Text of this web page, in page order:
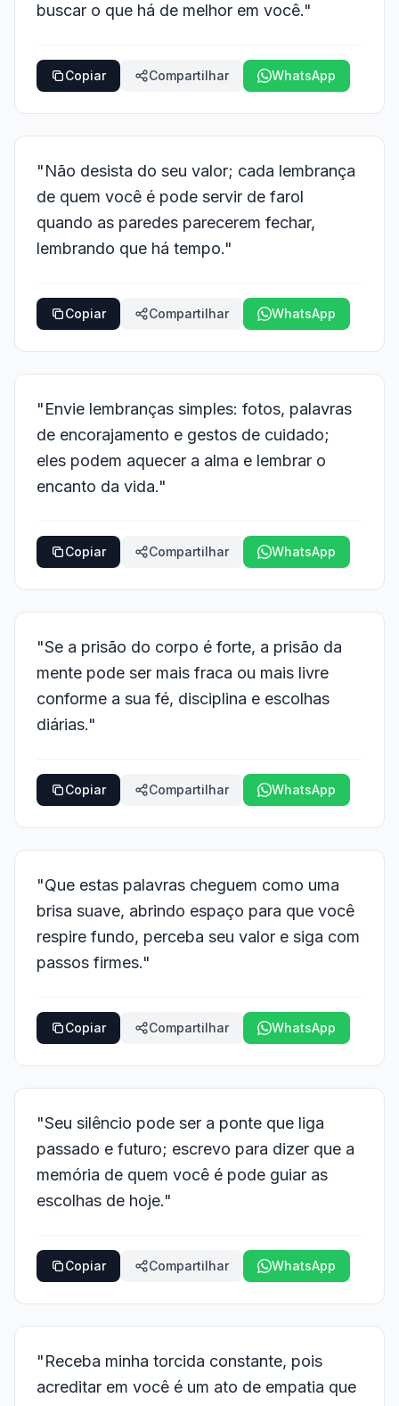
buscar o que há de melhor em você."
Copiar Compartilhar WhatsApp
"Não desista do seu valor; cada lembrança
de quem você é pode servir de farol
quando as paredes parecerem fechar,
lembrando que há tempo."
Copiar Compartilhar WhatsApp
"Envie lembranças simples: fotos, palavras
de encorajamento e gestos de cuidado;
eles podem aquecer a alma e lembrar o
encanto da vida."
Copiar Compartilhar WhatsApp
"Se a prisão do corpo é forte, a prisão da
mente pode ser mais fraca ou mais livre
conforme a sua fé, disciplina e escolhas
diárias."
Copiar Compartilhar WhatsApp
"Que estas palavras cheguem como uma
brisa suave, abrindo espaço para que você
respire fundo, perceba seu valor e siga com
passos firmes."
Copiar Compartilhar WhatsApp
"Seu silêncio pode ser a ponte que liga
passado e futuro; escrevo para dizer que a
memória de quem você é pode guiar as
escolhas de hoje."
Copiar Compartilhar WhatsApp
"Receba minha torcida constante, pois
acreditar em você é um ato de empatia que